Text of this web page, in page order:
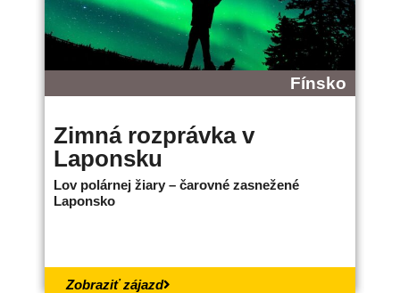
Fínsko
Zimná rozprávka v
Laponsku
Lov polárnej žiary – čarovné zasnežené
Laponsko
Zobraziť zájazd